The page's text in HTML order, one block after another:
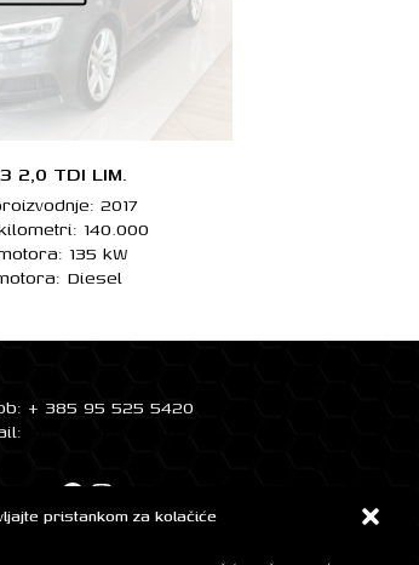
pristankom za kolačiće
2,0 TDI LIM.
2017
140.000
135 kW
Diesel
+ 385 95 525 5420
Facebook
Instagram